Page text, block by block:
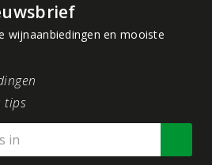
wijnaanbiedingen en mooiste
tips